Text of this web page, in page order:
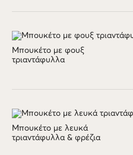
Μπουκέτο με φουξ
τριαντάφυλλα
Μπουκέτο με λευκά
τριαντάφυλλα & φρέζια